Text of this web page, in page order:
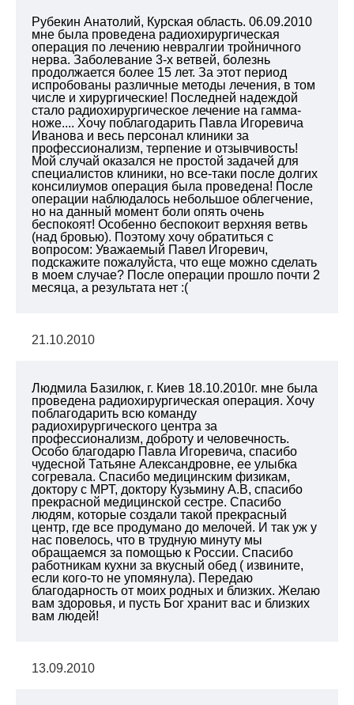
Рубекин Анатолий, Курская область. 06.09.2010
мне была проведена радиохирургическая
операция по лечению невралгии тройничного
нерва. Заболевание 3-х ветвей, болезнь
продолжается более 15 лет. За этот период
испробованы различные методы лечения, в том
числе и хирургические! Последней надеждой
стало радиохирургическое лечение на гамма-
ноже.... Хочу поблагодарить Павла Игоревича
Иванова и весь персонал клиники за
профессионализм, терпение и отзывчивость!
Мой случай оказался не простой задачей для
специалистов клиники, но все-таки после долгих
консилиумов операция была проведена! После
операции наблюдалось небольшое облегчение,
но на данный момент боли опять очень
беспокоят! Особенно беспокоит верхняя ветвь
(над бровью). Поэтому хочу обратиться с
вопросом: Уважаемый Павел Игоревич,
подскажите пожалуйста, что еще можно сделать
в моем случае? После операции прошло почти 2
месяца, а результата нет :(
21.10.2010
Людмила Базилюк, г. Киев 18.10.2010г. мне была
проведена радиохирургическая операция. Хочу
поблагодарить всю команду
радиохирургического центра за
профессионализм, доброту и человечность.
Особо благодарю Павла Игоревича, спасибо
чудесной Татьяне Александровне, ее улыбка
согревала. Спасибо медицинским физикам,
доктору с МРТ, доктору Кузьмину А.В, спасибо
прекрасной медицинской сестре. Спасибо
людям, которые создали такой прекрасный
центр, где все продумано до мелочей. И так уж у
нас повелось, что в трудную минуту мы
обращаемся за помощью к России. Спасибо
работникам кухни за вкусный обед ( извините,
если кого-то не упомянула). Передаю
благодарность от моих родных и близких. Желаю
вам здоровья, и пусть Бог хранит вас и близких
вам людей!
13.09.2010